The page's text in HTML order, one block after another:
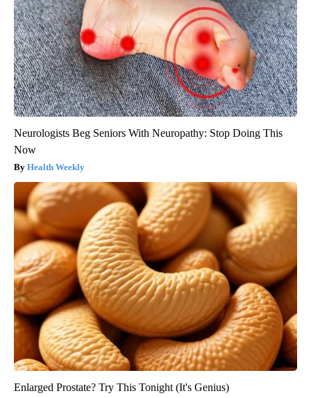
Neurologists Beg Seniors With Neuropathy: Stop Doing This
Now
Health Weekly
Enlarged Prostate? Try This Tonight (It's Genius)